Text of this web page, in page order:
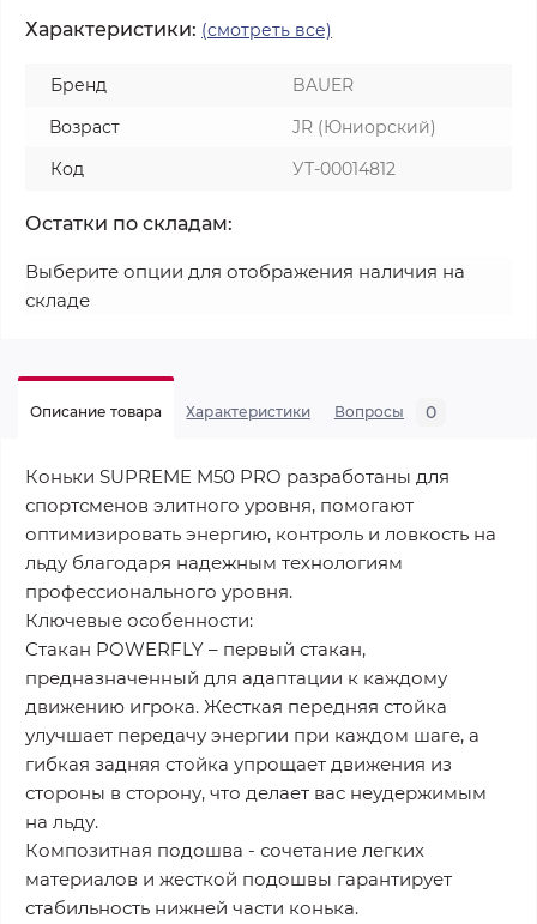
Характеристики: (смотреть все)
Бренд
BAUER
Возраст
JR (Юниорский)
Код
УТ-00014812
Остатки по складам:
Выберите опции для отображения наличия на
складе
Описание товара Характеристики Вопросы 0
Коньки SUPREME M50 PRO разработаны для
спортсменов элитного уровня, помогают
оптимизировать энергию, контроль и ловкость на
льду благодаря надежным технологиям
профессионального уровня.
Ключевые особенности:
Стакан POWERFLY – первый стакан,
предназначенный для адаптации к каждому
движению игрока. Жесткая передняя стойка
улучшает передачу энергии при каждом шаге, а
гибкая задняя стойка упрощает движения из
стороны в сторону, что делает вас неудержимым
на льду.
Композитная подошва - сочетание легких
материалов и жесткой подошвы гарантирует
стабильность нижней части конька.